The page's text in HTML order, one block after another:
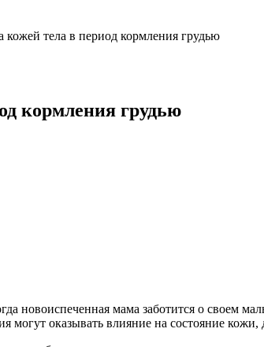
кожей тела в период кормления грудью
кормления грудью
новоиспеченная мама заботится о своем
могут оказывать влияние на состояние